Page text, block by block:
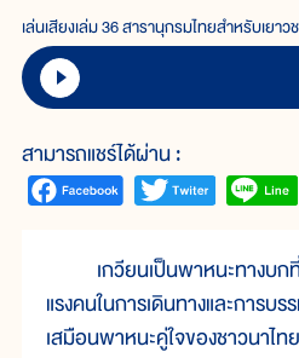
เล่นเสียงเล่ม 36 สารานุกรมไทยสำหรับเยา
สามารถแชร์ได้ผ่าน :
เกวียนเป็นพาหนะทางบก
แรงคนในการเดินทางและการบ
เสมือนพาหนะคู่ใจของชาวนาไ